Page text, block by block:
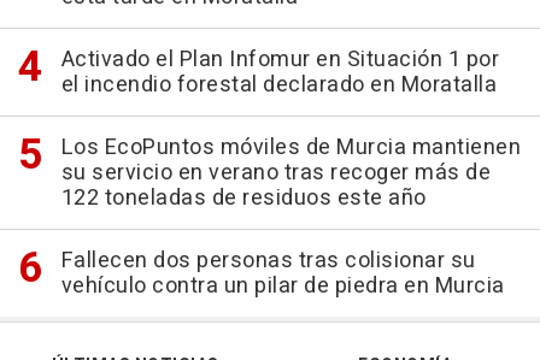
Activado el Plan Infomur en Situación 1 por
el incendio forestal declarado en Moratalla
Los EcoPuntos móviles de Murcia mantienen
su servicio en verano tras recoger más de
122 toneladas de residuos este año
Fallecen dos personas tras colisionar su
vehículo contra un pilar de piedra en Murcia